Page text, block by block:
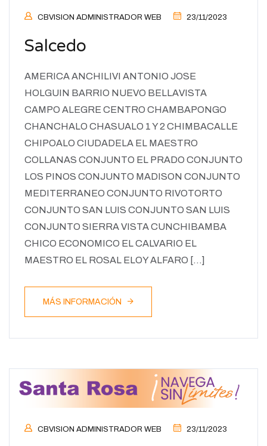
CBVISION ADMINISTRADOR WEB 23/11/2023
Salcedo
AMERICA ANCHILIVI ANTONIO JOSE
HOLGUIN BARRIO NUEVO BELLAVISTA
CAMPO ALEGRE CENTRO CHAMBAPONGO
CHANCHALO CHASUALO 1 Y 2 CHIMBACALLE
CHIPOALO CIUDADELA EL MAESTRO
COLLANAS CONJUNTO EL PRADO CONJUNTO
LOS PINOS CONJUNTO MADISON CONJUNTO
MEDITERRANEO CONJUNTO RIVOTORTO
CONJUNTO SAN LUIS CONJUNTO SAN LUIS
CONJUNTO SIERRA VISTA CUNCHIBAMBA
CHICO ECONOMICO EL CALVARIO EL
MAESTRO EL ROSAL ELOY ALFARO […]
MÁS INFORMACIÓN
CBVISION ADMINISTRADOR WEB 23/11/2023